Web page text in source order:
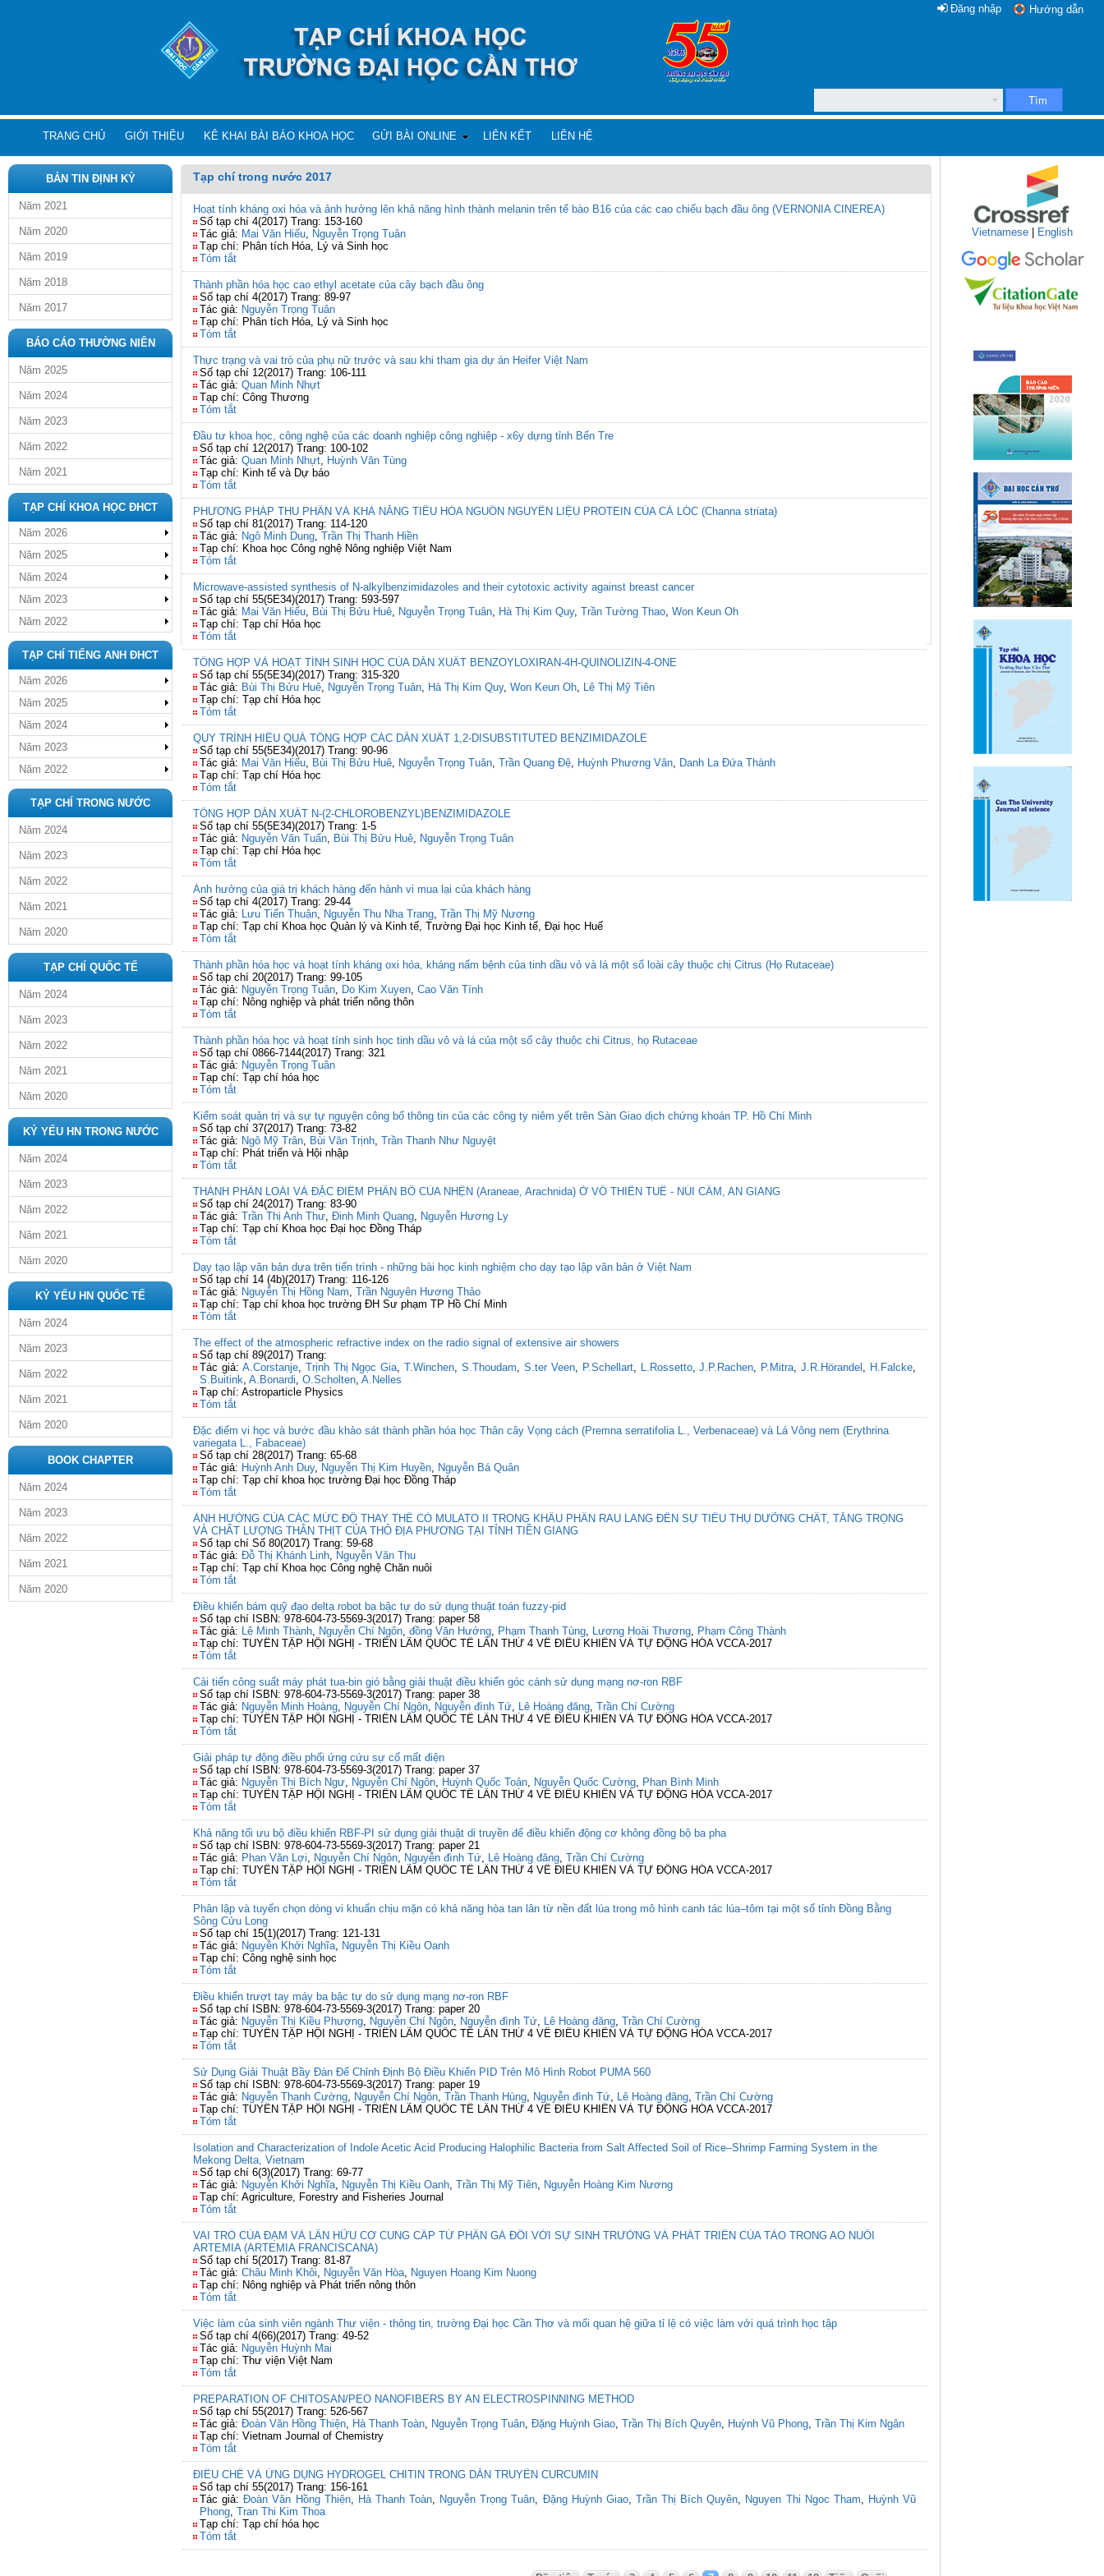
Hướng dẫn
Đăng nhập
Tìm
TRANG CHỦ GIỚI THIỆU KÊ KHAI BÀI BÁO KHOA HỌC GỬI BÀI ONLINE LIÊN KẾT LIÊN HỆ
BẢN TIN ĐỊNH KỲ
Năm 2021
Năm 2020
Năm 2019
Năm 2018
Năm 2017
BÁO CÁO THƯỜNG NIÊN
Năm 2025
Năm 2024
Năm 2023
Năm 2022
Năm 2021
TẠP CHÍ KHOA HỌC ĐHCT
Năm 2026
Năm 2025
Năm 2024
Năm 2023
Năm 2022
TẠP CHÍ TIẾNG ANH ĐHCT
Năm 2026
Năm 2025
Năm 2024
Năm 2023
Năm 2022
TẠP CHÍ TRONG NƯỚC
Năm 2024
Năm 2023
Năm 2022
Năm 2021
Năm 2020
TẠP CHÍ QUỐC TẾ
Năm 2024
Năm 2023
Năm 2022
Năm 2021
Năm 2020
KỶ YẾU HN TRONG NƯỚC
Năm 2024
Năm 2023
Năm 2022
Năm 2021
Năm 2020
KỶ YẾU HN QUỐC TẾ
Năm 2024
Năm 2023
Năm 2022
Năm 2021
Năm 2020
BOOK CHAPTER
Năm 2024
Năm 2023
Năm 2022
Năm 2021
Năm 2020
Tạp chí trong nước 2017
Hoạt tính kháng oxi hóa và ảnh hưởng lên khả năng hình thành melanin trên tế bào B16 của các cao chiếu bạch đầu ông (VERNONIA CINEREA)
Số tạp chí 4(2017) Trang: 153-160
Tác giả: Mai Văn Hiếu, Nguyễn Trọng Tuân
Tạp chí: Phân tích Hóa, Lý và Sinh học
Tóm tắt
Thành phần hóa học cao ethyl acetate của cây bạch đầu ông
Số tạp chí 4(2017) Trang: 89-97
Tác giả: Nguyễn Trọng Tuân
Tạp chí: Phân tích Hóa, Lý và Sinh học
Tóm tắt
Thực trạng và vai trò của phụ nữ trước và sau khi tham gia dự án Heifer Việt Nam
Số tạp chí 12(2017) Trang: 106-111
Tác giả: Quan Minh Nhựt
Tạp chí: Công Thương
Tóm tắt
Đầu tư khoa học, công nghệ của các doanh nghiệp công nghiệp - x6y dựng tỉnh Bến Tre
Số tạp chí 12(2017) Trang: 100-102
Tác giả: Quan Minh Nhựt, Huỳnh Văn Tùng
Tạp chí: Kinh tế và Dự báo
Tóm tắt
PHƯƠNG PHÁP THU PHÂN VÀ KHẢ NĂNG TIÊU HÓA NGUỒN NGUYÊN LIỆU PROTEIN CỦA CÁ LÓC (Channa striata)
Số tạp chí 81(2017) Trang: 114-120
Tác giả: Ngô Minh Dung, Trần Thị Thanh Hiền
Tạp chí: Khoa học Công nghệ Nông nghiệp Việt Nam
Tóm tắt
Microwave-assisted synthesis of N-alkylbenzimidazoles and their cytotoxic activity against breast cancer
Số tạp chí 55(5E34)(2017) Trang: 593-597
Tác giả: Mai Văn Hiếu, Bùi Thị Bửu Huê, Nguyễn Trọng Tuân, Hà Thị Kim Quy, Trần Tường Thao, Won Keun Oh
Tạp chí: Tạp chí Hóa học
Tóm tắt
TỔNG HỢP VÀ HOẠT TÍNH SINH HỌC CỦA DẪN XUẤT BENZOYLOXIRAN-4H-QUINOLIZIN-4-ONE
Số tạp chí 55(5E34)(2017) Trang: 315-320
Tác giả: Bùi Thị Bửu Huê, Nguyễn Trọng Tuân, Hà Thị Kim Quy, Won Keun Oh, Lê Thị Mỹ Tiên
Tạp chí: Tạp chí Hóa học
Tóm tắt
QUY TRÌNH HIỆU QUẢ TỔNG HỢP CÁC DẪN XUẤT 1,2-DISUBSTITUTED BENZIMIDAZOLE
Số tạp chí 55(5E34)(2017) Trang: 90-96
Tác giả: Mai Văn Hiếu, Bùi Thị Bửu Huê, Nguyễn Trọng Tuân, Trần Quang Đệ, Huỳnh Phương Vân, Danh La Đứa Thành
Tạp chí: Tạp chí Hóa học
Tóm tắt
TỔNG HỢP DẪN XUẤT N-(2-CHLOROBENZYL)BENZIMIDAZOLE
Số tạp chí 55(5E34)(2017) Trang: 1-5
Tác giả: Nguyễn Văn Tuấn, Bùi Thị Bửu Huê, Nguyễn Trọng Tuân
Tạp chí: Tạp chí Hóa học
Tóm tắt
Ảnh hưởng của giá trị khách hàng đến hành vi mua lại của khách hàng
Số tạp chí 4(2017) Trang: 29-44
Tác giả: Lưu Tiến Thuận, Nguyễn Thu Nha Trang, Trần Thị Mỹ Nương
Tạp chí: Tạp chí Khoa học Quản lý và Kinh tế, Trường Đại học Kinh tế, Đại học Huế
Tóm tắt
Thành phần hóa học và hoạt tính kháng oxi hóa, kháng nấm bệnh của tinh dầu vỏ và lá một số loài cây thuộc chị Citrus (Họ Rutaceae)
Số tạp chí 20(2017) Trang: 99-105
Tác giả: Nguyễn Trọng Tuân, Do Kim Xuyen, Cao Văn Tính
Tạp chí: Nông nghiệp và phát triển nông thôn
Tóm tắt
Thành phần hóa học và hoạt tính sinh học tinh dầu vỏ và lá của một số cây thuộc chi Citrus, họ Rutaceae
Số tạp chí 0866-7144(2017) Trang: 321
Tác giả: Nguyễn Trọng Tuân
Tạp chí: Tạp chí hóa học
Tóm tắt
Kiểm soát quản trị và sự tự nguyện công bố thông tin của các công ty niêm yết trên Sàn Giao dịch chứng khoán TP. Hồ Chí Minh
Số tạp chí 37(2017) Trang: 73-82
Tác giả: Ngô Mỹ Trân, Bùi Văn Trịnh, Trần Thanh Như Nguyệt
Tạp chí: Phát triển và Hội nhập
Tóm tắt
THÀNH PHẦN LOÀI VÀ ĐẶC ĐIỂM PHÂN BỐ CỦA NHỆN (Araneae, Arachnida) Ở VỒ THIÊN TUẾ - NÚI CẤM, AN GIANG
Số tạp chí 24(2017) Trang: 83-90
Tác giả: Trần Thị Anh Thư, Đinh Minh Quang, Nguyễn Hương Ly
Tạp chí: Tạp chí Khoa học Đại học Đồng Tháp
Tóm tắt
Dạy tạo lập văn bản dựa trên tiến trình - những bài học kinh nghiệm cho dạy tạo lập văn bản ở Việt Nam
Số tạp chí 14 (4b)(2017) Trang: 116-126
Tác giả: Nguyễn Thị Hồng Nam, Trần Nguyên Hương Thảo
Tạp chí: Tạp chí khoa học trường ĐH Sư phạm TP Hồ Chí Minh
Tóm tắt
The effect of the atmospheric refractive index on the radio signal of extensive air showers
Số tạp chí 89(2017) Trang:
Tác giả: A.Corstanje, Trịnh Thị Ngọc Gia,T.Winchen, S.Thoudam, S.ter Veen, P.Schellart, L.Rossetto,J.P.Rachen, P.Mitra,J.R.Hörandel , H.Falcke,
S.Buitink, A.Bonardi, O.Scholten, A.Nelles
Tạp chí: Astroparticle Physics
Tóm tắt
Đặc điểm vi học và bước đầu khảo sát thành phần hóa học Thân cây Vọng cách (Premna serratifolia L., Verbenaceae) và Lá Vông nem (Erythrina
variegata L., Fabaceae)
Số tạp chí 28(2017) Trang: 65-68
Tác giả: Huỳnh Anh Duy, Nguyễn Thị Kim Huyền, Nguyễn Bá Quân
Tạp chí: Tạp chí khoa học trường Đại học Đồng Tháp
Tóm tắt
ẢNH HƯỞNG CỦA CÁC MỨC ĐỘ THAY THẾ CỎ MULATO II TRONG KHẨU PHẦN RAU LANG ĐẾN SỰ TIÊU THỤ DƯỠNG CHẤT, TĂNG TRỌNG
VÀ CHẤT LƯỢNG THÂN THỊT CỦA THỎ ĐỊA PHƯƠNG TẠI TỈNH TIỀN GIANG
Số tạp chí Số 80(2017) Trang: 59-68
Tác giả: Đỗ Thị Khánh Linh, Nguyễn Văn Thu
Tạp chí: Tạp chí Khoa học Công nghệ Chăn nuôi
Tóm tắt
Điều khiển bám quỹ đạo delta robot ba bậc tự do sử dụng thuật toán fuzzy-pid
Số tạp chí ISBN: 978-604-73-5569-3(2017) Trang: paper 58
Tác giả: Lê Minh Thành, Nguyễn Chí Ngôn, đồng Văn Hướng, Phạm Thanh Tùng, Lương Hoài Thương, Phạm Công Thành
Tạp chí: TUYỂN TẬP HỘI NGHỊ - TRIỂN LÃM QUỐC TẾ LẦN THỨ 4 VỀ ĐIỀU KHIỂN VÀ TỰ ĐỘNG HÓA VCCA-2017
Tóm tắt
Cải tiến công suất máy phát tua-bin gió bằng giải thuật điều khiển góc cánh sử dụng mạng nơ-ron RBF
Số tạp chí ISBN: 978-604-73-5569-3(2017) Trang: paper 38
Tác giả: Nguyễn Minh Hoàng, Nguyễn Chí Ngôn, Nguyễn đình Tứ, Lê Hoàng đăng, Trần Chí Cường
Tạp chí: TUYỂN TẬP HỘI NGHỊ - TRIỂN LÃM QUỐC TẾ LẦN THỨ 4 VỀ ĐIỀU KHIỂN VÀ TỰ ĐỘNG HÓA VCCA-2017
Tóm tắt
Giải pháp tự động điều phối ứng cứu sự cố mất điện
Số tạp chí ISBN: 978-604-73-5569-3(2017) Trang: paper 37
Tác giả: Nguyễn Thị Bích Ngư, Nguyễn Chí Ngôn, Huỳnh Quốc Toản, Nguyễn Quốc Cường, Phan Bình Minh
Tạp chí: TUYỂN TẬP HỘI NGHỊ - TRIỂN LÃM QUỐC TẾ LẦN THỨ 4 VỀ ĐIỀU KHIỂN VÀ TỰ ĐỘNG HÓA VCCA-2017
Tóm tắt
Khả năng tối ưu bộ điều khiển RBF-PI sử dụng giải thuật di truyền để điều khiển động cơ không đồng bộ ba pha
Số tạp chí ISBN: 978-604-73-5569-3(2017) Trang: paper 21
Tác giả: Phan Văn Lợi, Nguyễn Chí Ngôn, Nguyễn đình Tứ, Lê Hoàng đăng, Trần Chí Cường
Tạp chí: TUYỂN TẬP HỘI NGHỊ - TRIỂN LÃM QUỐC TẾ LẦN THỨ 4 VỀ ĐIỀU KHIỂN VÀ TỰ ĐỘNG HÓA VCCA-2017
Tóm tắt
Phân lập và tuyển chọn dòng vi khuẩn chịu mặn có khả năng hòa tan lân từ nền đất lúa trong mô hình canh tác lúa–tôm tại một số tỉnh Đồng Bằng
Sông Cửu Long
Số tạp chí 15(1)(2017) Trang: 121-131
Tác giả: Nguyễn Khởi Nghĩa, Nguyễn Thị Kiều Oanh
Tạp chí: Công nghệ sinh học
Tóm tắt
Điều khiển trượt tay máy ba bậc tự do sử dụng mạng nơ-ron RBF
Số tạp chí ISBN: 978-604-73-5569-3(2017) Trang: paper 20
Tác giả: Nguyễn Thị Kiều Phượng, Nguyễn Chí Ngôn, Nguyễn đình Tứ, Lê Hoàng đăng, Trần Chí Cường
Tạp chí: TUYỂN TẬP HỘI NGHỊ - TRIỂN LÃM QUỐC TẾ LẦN THỨ 4 VỀ ĐIỀU KHIỂN VÀ TỰ ĐỘNG HÓA VCCA-2017
Tóm tắt
Sử Dụng Giải Thuật Bầy Đàn Để Chỉnh Định Bộ Điều Khiển PID Trên Mô Hình Robot PUMA 560
Số tạp chí ISBN: 978-604-73-5569-3(2017) Trang: paper 19
Tác giả: Nguyễn Thanh Cường, Nguyễn Chí Ngôn, Trần Thanh Hùng, Nguyễn đình Tứ, Lê Hoàng đăng, Trần Chí Cường
Tạp chí: TUYỂN TẬP HỘI NGHỊ - TRIỂN LÃM QUỐC TẾ LẦN THỨ 4 VỀ ĐIỀU KHIỂN VÀ TỰ ĐỘNG HÓA VCCA-2017
Tóm tắt
Isolation and Characterization of Indole Acetic Acid Producing Halophilic Bacteria from Salt Affected Soil of Rice–Shrimp Farming System in the
Mekong Delta, Vietnam
Số tạp chí 6(3)(2017) Trang: 69-77
Tác giả: Nguyễn Khởi Nghĩa, Nguyễn Thị Kiều Oanh, Trần Thị Mỹ Tiên, Nguyễn Hoàng Kim Nương
Tạp chí: Agriculture, Forestry and Fisheries Journal
Tóm tắt
VAI TRÒ CỦA ĐẠM VÀ LÂN HỮU CƠ CUNG CẤP TỪ PHÂN GÀ ĐỐI VỚI SỰ SINH TRƯỞNG VÀ PHÁT TRIỂN CỦA TẢO TRONG AO NUÔI
ARTEMIA (ARTEMIA FRANCISCANA)
Số tạp chí 5(2017) Trang: 81-87
Tác giả: Châu Minh Khôi, Nguyễn Văn Hòa, Nguyen Hoang Kim Nuong
Tạp chí: Nông nghiệp và Phát triển nông thôn
Tóm tắt
Việc làm của sinh viên ngành Thư viện - thông tin, trường Đại học Cần Thơ và mối quan hệ giữa tỉ lệ có việc làm với quá trình học tập
Số tạp chí 4(66)(2017) Trang: 49-52
Tác giả: Nguyễn Huỳnh Mai
Tạp chí: Thư viện Việt Nam
Tóm tắt
PREPARATION OF CHITOSAN/PEO NANOFIBERS BY AN ELECTROSPINNING METHOD
Số tạp chí 55(2017) Trang: 526-567
Tác giả: Đoàn Văn Hồng Thiện, Hà Thanh Toàn, Nguyễn Trọng Tuân, Đặng Huỳnh Giao, Trần Thị Bích Quyên, Huỳnh Vũ Phong, Trần Thị Kim Ngân
Tạp chí: Vietnam Journal of Chemistry
Tóm tắt
ĐIỀU CHẾ VÀ ỨNG DỤNG HYDROGEL CHITIN TRONG DẪN TRUYỀN CURCUMIN
Số tạp chí 55(2017) Trang: 156-161
Tác giả:Đoàn Văn Hồng Thiện, Hà Thanh Toàn, Nguyễn Trọng Tuân, Đặng Huỳnh Giao, Trần Thị Bích Quyên, Nguyen Thi Ngoc Tham, Huỳnh Vũ
Phong, Tran Thi Kim Thoa
Tạp chí: Tạp chí hóa học
Tóm tắt
Vietnamese English